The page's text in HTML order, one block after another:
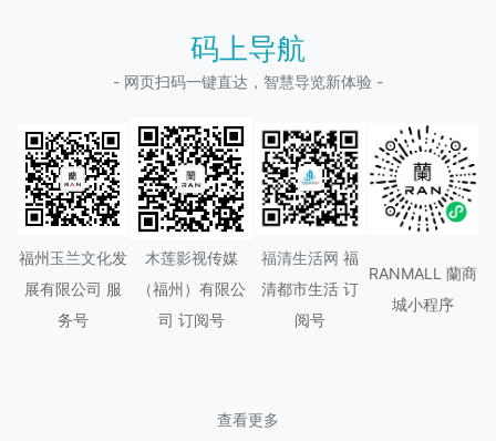
码上导航
- 网页扫码一键直达，智慧导览新体验 -
福州玉兰文化发
展有限公司 服
务号
木莲影视传媒
（福州）有限公
司 订阅号
福清生活网 福
清都市生活 订
阅号
RANMALL 蘭商
城小程序
查看更多